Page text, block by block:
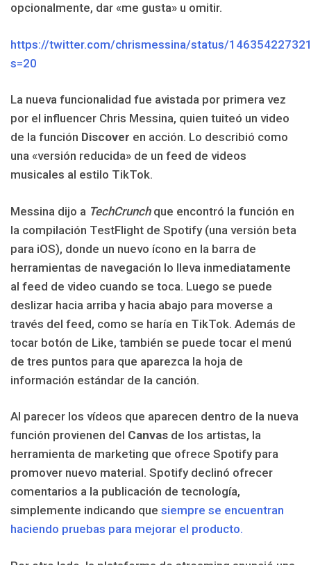
opcionalmente, dar «me gusta» u omitir.
https://twitter.com/chrismessina/status/
s=20
La nueva funcionalidad fue avistada por primera vez
por el influencer Chris Messina, quien tuiteó un video
de la función Discover en acción. Lo describió como
una «versión reducida» de un feed de videos
musicales al estilo TikTok.
Messina dijo a TechCrunchque encontró la función en
la compilación TestFlight de Spotify (una versión beta
para iOS), donde un nuevo ícono en la barra de
herramientas de navegación lo lleva inmediatamente
al feed de video cuando se toca. Luego se puede
deslizar hacia arriba y hacia abajo para moverse a
través del feed, como se haría en TikTok. Además de
tocar botón de Like, también se puede tocar el menú
de tres puntos para que aparezca la hoja de
información estándar de la canción.
Al parecer los vídeos que aparecen dentro de la nueva
función provienen del Canvas de los artistas, la
herramienta de marketing que ofrece Spotify para
promover nuevo material. Spotify declinó ofrecer
comentarios a la publicación de tecnología,
simplemente indicando que siempre se encuentran
haciendo pruebas para mejorar el producto.